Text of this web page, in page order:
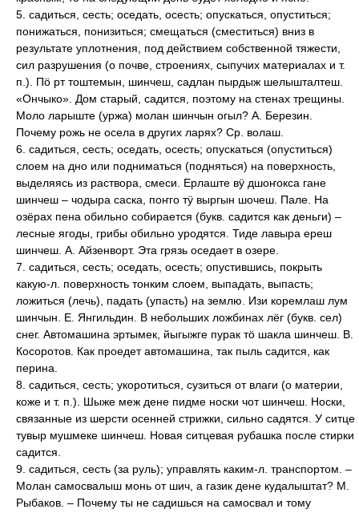
5. садиться, сесть; оседать, осесть; опускаться, опуститься;
понижаться, понизиться; смещаться (сместиться) вниз в
результате уплотнения, под действием собственной тяжести,
сил разрушения (о почве, строениях, сыпучих материалах и т.
п.). Пӧ рт тоштемын, шинчеш, садлан пырдыж шелышталтеш.
«Ончыко». Дом старый, садится, поэтому на стенах трещины.
Моло ларыште (уржа) молан шинчын огыл? А. Березин.
Почему рожь не осела в других ларях? Ср. волаш.
6. садиться, сесть; оседать, осесть; опускаться (опуститься)
слоем на дно или подниматься (подняться) на поверхность,
выделяясь из раствора, смеси. Ерлаште вӱ дшоҥокса гане
шинчеш – чодыра саска, поҥго тӱ выргын шочеш. Пале. На
озёрах пена обильно собирается (букв. садится как деньги) –
лесные ягоды, грибы обильно уродятся. Тиде лавыра ереш
шинчеш. А. Айзенворт. Эта грязь оседает в озере.
7. садиться, сесть; оседать, осесть; опустившись, покрыть
какую-л. поверхность тонким слоем, выпадать, выпасть;
ложиться (лечь), падать (упасть) на землю. Изи коремлаш лум
шинчын. Е. Янгильдин. В небольших ложбинах лёг (букв. сел)
снег. Автомашина эртымек, йыгыжге пурак тӧ шакла шинчеш. В.
Косоротов. Как проедет автомашина, так пыль садится, как
перина.
8. садиться, сесть; укоротиться, сузиться от влаги (о материи,
коже и т. п.). Шыже меж дене пидме носки чот шинчеш. Носки,
связанные из шерсти осенней стрижки, сильно садятся. У ситце
тувыр мушмеке шинчеш. Новая ситцевая рубашка после стирки
садится.
9. садиться, сесть (за руль); управлять каким-л. транспортом. –
Молан самосвалыш монь от шич, а газик дене кудалыштат? М.
Рыбаков. – Почему ты не садишься на самосвал и тому